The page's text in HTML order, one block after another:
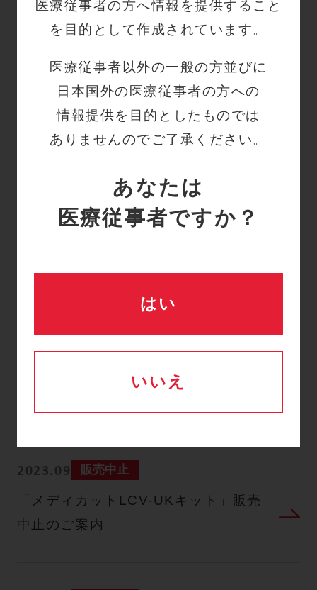
医療従事者の方へ情報を提供すること
を目的として作成されています。
医療従事者以外の一般の方並びに
日本国外の医療従事者の方への
情報提供を目的としたものでは
ありませんのでご了承ください。
あなたは
医療従事者ですか？
はい
いいえ
ウロキナーゼ固定で抗血
固定化されたウロキナーゼが触媒的に
作用して、血液中に大量に存在するプ
ラスミノーゲンをプラスミンに転化さ
栓を溶解するので抗血栓性が長時間持
続できます。
製品に関するお知ら
せ
2023.09 販売中止
「メディカットLCV-UKキット」販売
中止のご案内